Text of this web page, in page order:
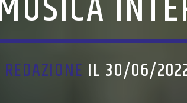
REDAZIONE IL 30/06/